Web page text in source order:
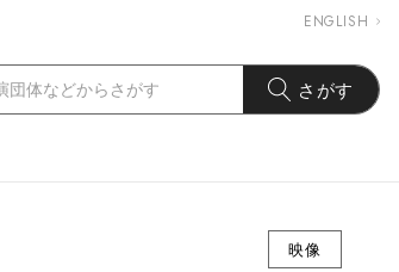
ENGLISH
さがす
映像